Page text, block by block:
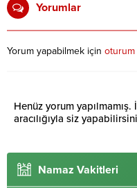
Yorumlar
Yorum yapabilmek için oturum
Henüz yorum
aracılığıyla siz
Namaz Vakitleri